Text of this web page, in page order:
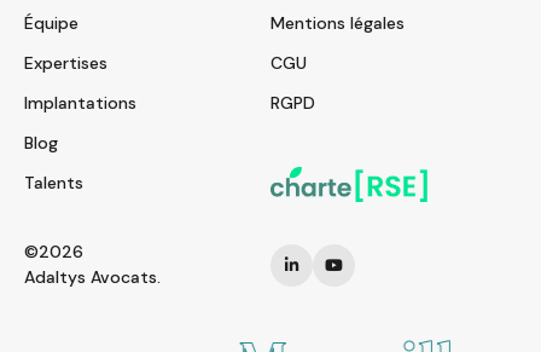
Équipe
Expertises
Implantations
Blog
Talents
Mentions légales
CGU
RGPD
©2026
Adaltys Avocats.